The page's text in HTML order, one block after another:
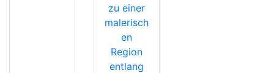
zu einer
malerisch
en
Region
entlang